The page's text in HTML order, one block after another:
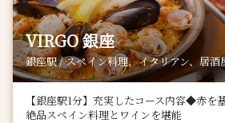
VIRGO 銀座
銀座駅 / スペイン料理、イタリアン、居酒
【銀座駅1分】充実したコース内容◆赤を
絶品スペイン料理とワインを堪能